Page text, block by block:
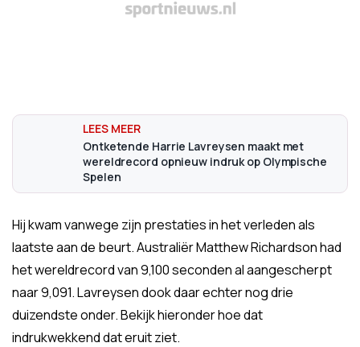
Ontketende Harrie Lavreysen maakt met
wereldrecord opnieuw indruk op Olympische
Spelen
Hij kwam vanwege zijn prestaties in het verleden als
laatste aan de beurt. Australiër Matthew Richardson had
het wereldrecord van 9,100 seconden al aangescherpt
naar 9,091. Lavreysen dook daar echter nog drie
duizendste onder. Bekijk hieronder hoe dat
indrukwekkend dat eruit ziet.